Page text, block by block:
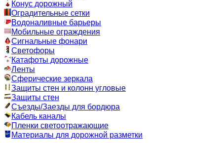
Конус дорожный
Оградительные сетки
Водоналивные барьеры
Мобильные ограждения
Сигнальные фонари
Светофоры
Катафоты дорожные
Ленты
Сферические зеркала
Защиты стен и колонн угловые
Защиты стен
Съезды/Заезды для бордюра
Кабель каналы
Пленки светоотражающие
Материалы для дорожной разметки